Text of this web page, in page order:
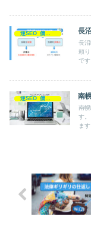
逆SEO_個人対策 長
長
頼
で
逆SEO_個人対策 南
南
す
ます